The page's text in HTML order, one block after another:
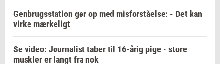
Genbrugsstation gør op med misforståelse: - Det kan
virke mærkeligt
Se video: Journalist taber til 16-årig pige - store
muskler er langt fra nok